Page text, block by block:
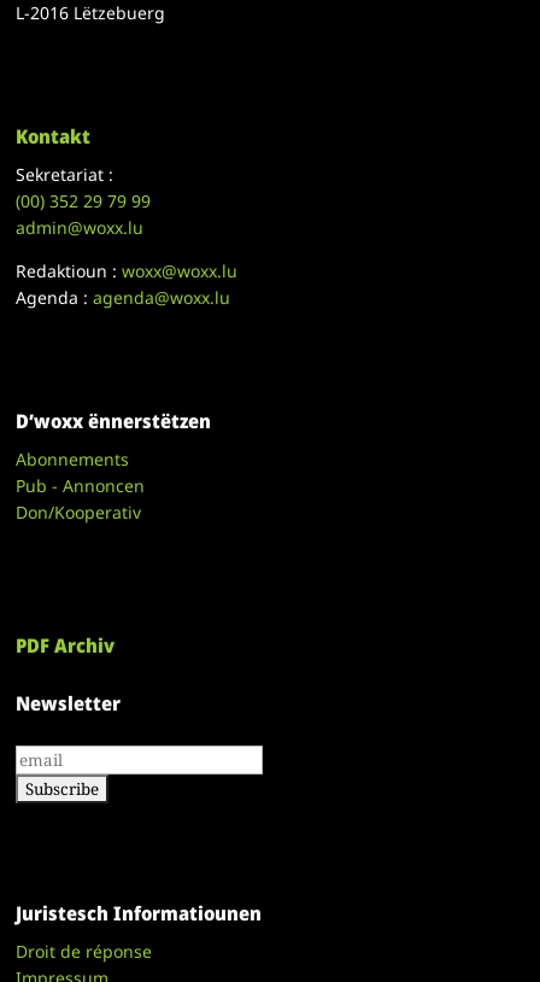
L-2016 Lëtzebuerg
Kontakt
Sekretariat :
(00)352 29 79 99
admin@woxx.lu
Redaktioun :woxx@woxx.lu
Agenda :agenda@woxx.lu
D’woxx ënnerstëtzen
Abonnements
Pub - Annoncen
Don/Kooperativ
PDF Archiv
Newsletter
Juristesch Informatiounen
Droit de réponse